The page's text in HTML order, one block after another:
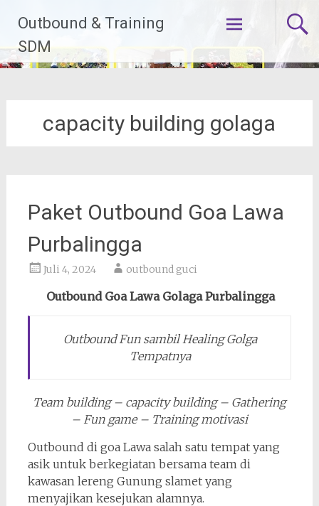
konten
Outbound & Training
SDM
capacity building golaga
Paket Outbound Goa Lawa
Purbalingga
Juli 4, 2024 outbound guci
Outbound Goa Lawa Golaga Purbalingga
Outbound Fun sambil Healing Golga
Tempatnya
Team building – capacity building – Gathering
– Fun game – Training motivasi
Outbound di goa Lawa salah satu tempat yang
asik untuk berkegiatan bersama team di
kawasan lereng Gunung slamet yang
menyajikan kesejukan alamnya.